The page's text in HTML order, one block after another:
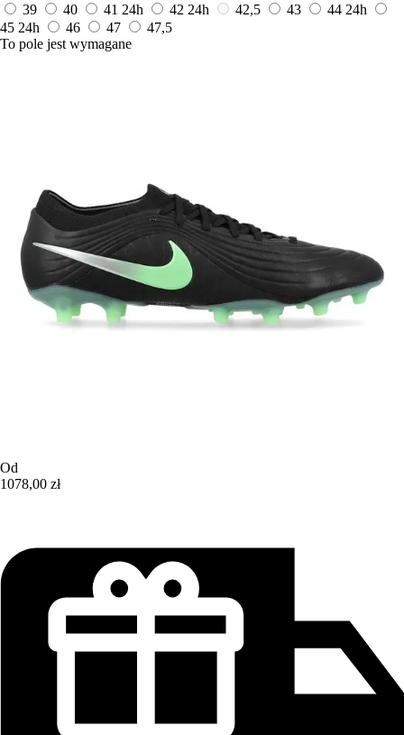
39
40 41 24h 42 24h 42,5 43 44 24h
45 24h 46 47
47,5
To pole jest wymagane
Od
1078,00 zł